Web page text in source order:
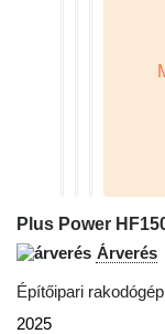
Plus Power
Árverés
Építőipari
2025